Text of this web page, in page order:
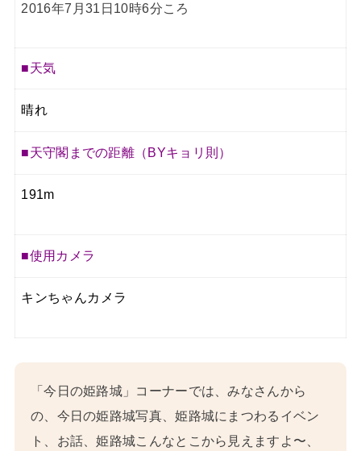
2016年7月31日10時6分ころ
■天気
晴れ
■天守閣までの距離（BYキョリ則）
191m
■使用カメラ
キンちゃんカメラ
「今日の姫路城」コーナーでは、みなさんから
の、今日の姫路城写真、姫路城にまつわるイベン
ト、お話、姫路城こんなとこから見えますよ〜、